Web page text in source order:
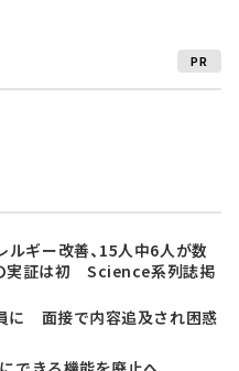
PR
ルギー改善、15人中6人が数
実証は初 Science系列誌掲
に 面接で内容追及され困惑